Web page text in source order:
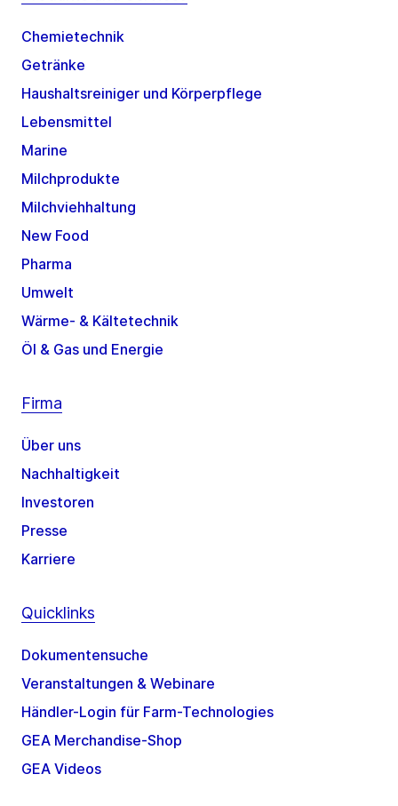
Chemietechnik
Getränke
Haushaltsreiniger und Körperpflege
Lebensmittel
Marine
Milchprodukte
Milchviehhaltung
New Food
Pharma
Umwelt
Wärme- & Kältetechnik
Öl & Gas und Energie
Firma
Über uns
Nachhaltigkeit
Investoren
Presse
Karriere
Quicklinks
Dokumentensuche
Veranstaltungen & Webinare
Händler-Login für Farm-Technologies
GEA Merchandise-Shop
GEA Videos